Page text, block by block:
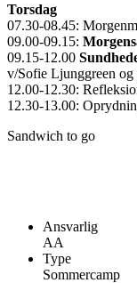
Torsdag
07.30-08.45:
09.00-09.15:
09.15-12.00
v/Sofie Ljunggreen
12.00-12.30:
12.30-13.00:
Sandwich to go
Ansvarlig
AA
Type
Sommercamp